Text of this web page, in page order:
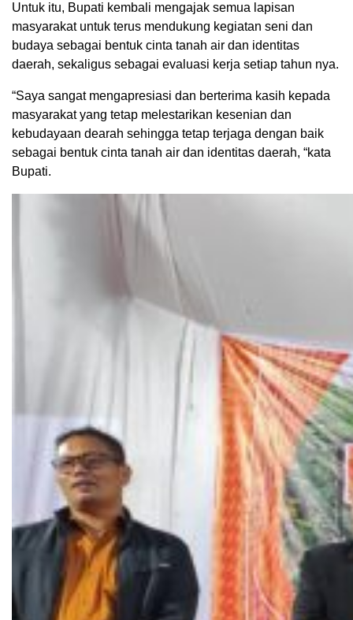
Untuk itu, Bupati kembali mengajak semua lapisan
masyarakat untuk terus mendukung kegiatan seni dan
budaya sebagai bentuk cinta tanah air dan identitas
daerah, sekaligus sebagai evaluasi kerja setiap tahun nya.
“Saya sangat mengapresiasi dan berterima kasih kepada
masyarakat yang tetap melestarikan kesenian dan
kebudayaan dearah sehingga tetap terjaga dengan baik
sebagai bentuk cinta tanah air dan identitas daerah, “kata
Bupati.